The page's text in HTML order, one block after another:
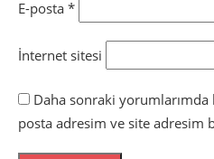
E-posta *
İnternet sitesi
Daha sonraki yorumlarımda
posta adresim ve site adresim